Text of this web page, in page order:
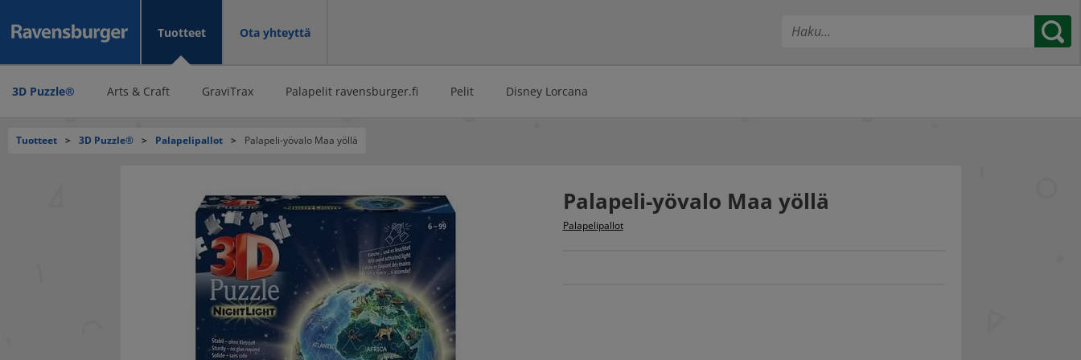
Tuotteet
3D Puzzle® Arts & Craft GraviTrax Palapelit ravensburger.fi Pelit Disney Lorcana
Ota yhteyttä
Tuotteet > 3D Puzzle® > Palapelipallot > Palapeli-yövalo Maa yöllä
Palapeli-yövalo Maa yöllä
Palapelipallot